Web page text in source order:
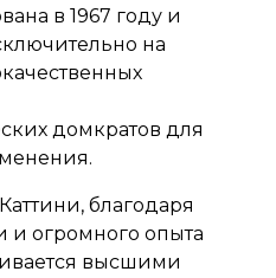
в 1967 году и
на
домкратов для
благодаря
и огромного опыта
высшими